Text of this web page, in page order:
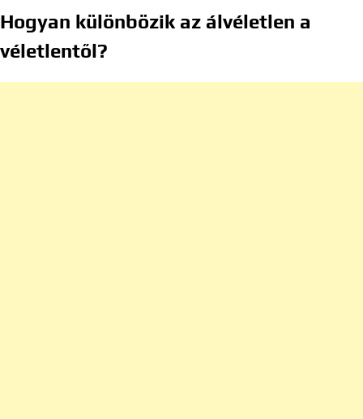
Hogyan különbözik az álvéletlen a
véletlentől?